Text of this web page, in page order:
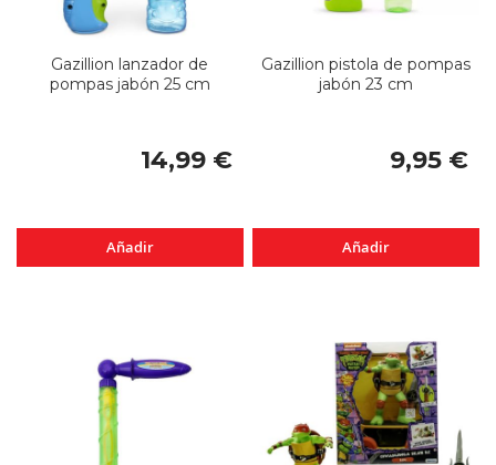
Gazillion lanzador de
pompas jabón 25 cm
14,99 €
Añadir
Gazillion pistola de pompas
jabón 23 cm
9,95 €
Añadir